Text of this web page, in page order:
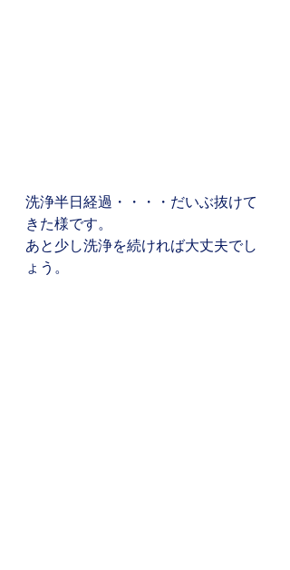
洗浄半日経過・・・・だいぶ抜けて
きた様です。
あと少し洗浄を続ければ大丈夫でし
ょう。